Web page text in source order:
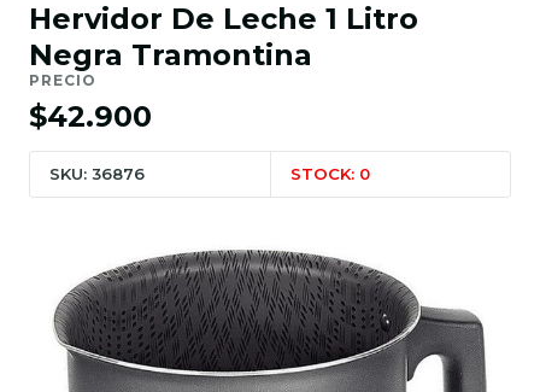
Hervidor De Leche 1 Litro
Negra Tramontina
PRECIO
$42.900
SKU: 36876 STOCK: 0